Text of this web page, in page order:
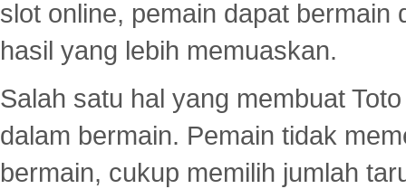
slot online, pemain dapat
hasil yang lebih memuaskan.
Salah satu hal yang membuat
dalam bermain. Pemain tidak
bermain, cukup memilih jumlah